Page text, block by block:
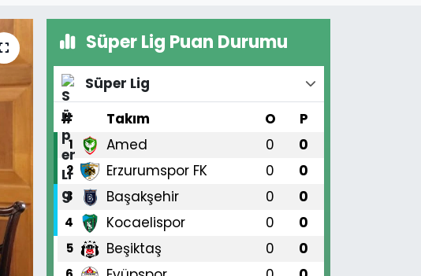
Süper Lig Puan Durumu
Süper Lig
#
Takım O P
1 Amed 0 0
2 Erzurumspor FK 0 0
3 Başakşehir 0 0
4 Kocaelispor 0 0
5 Beşiktaş 0 0